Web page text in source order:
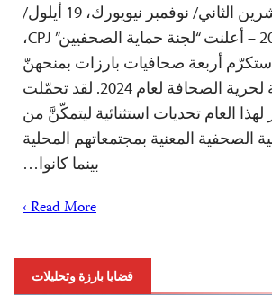
العالم خلال تشرين الثاني/ نوفمبر نيويورك، 19 أيلول/
سبتمبر 2024 – أعلنت “لجنة حماية الصحفيين” CPJ،
ستكرّم أربعة صحافيات بارزات بمنحهنّ
الجوائز الدولية لحرية الصحافة لعام 2024. لقد تحمّلت
لهذا العام تحديات استثنائية ليتمكّنَّ من
الصحفية المعنية بمجتمعاتهم المحلية
بينما كانوا…
Read More ›
قضايا بارزة وتحليلات